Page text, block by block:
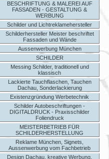
BESCHRIFTUNG & MALEREI AUF
FASSADEN - GESTALTUNG &
WERBUNG
Schilder und Lichtreklamehersteller
Schilderhersteller Meister beschriftet
Fassaden und Wände
Aussenwerbung München
SCHILDER
Messing Schilder, traditionell und
klassisch
Lackierte Tauchflaschen, Tauchen
Dachau, Sonderlackierung
Existenzgründung Werbetechnik
Schilder Autobeschriftungen -
DIGITALDRUCK - Praxisschilder
Foliendruck
MEISTERBETRIEB FÜR
SCHILDERHERSTELLUNG
Reklame München, Signets,
Aussenwerbung vom Fachbetrieb
Design Dachau, kreative Werbung,